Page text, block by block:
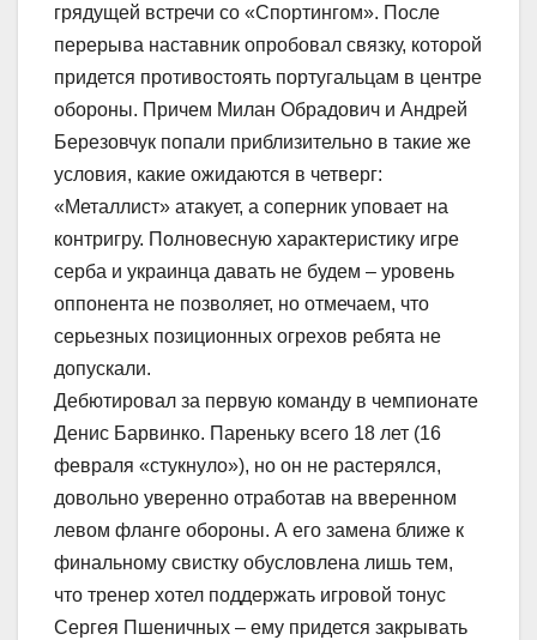
грядущей встречи со «Спортингом». После
перерыва наставник опробовал связку, которой
придется противостоять португальцам в центре
обороны. Причем Милан Обрадович и Андрей
Березовчук попали приблизительно в такие же
условия, какие ожидаются в четверг:
«Металлист» атакует, а соперник уповает на
контригру. Полновесную характеристику игре
серба и украинца давать не будем – уровень
оппонента не позволяет, но отмечаем, что
серьезных позиционных огрехов ребята не
допускали.
Дебютировал за первую команду в чемпионате
Денис Барвинко. Пареньку всего 18 лет (16
февраля «стукнуло»), но он не растерялся,
довольно уверенно отработав на вверенном
левом фланге обороны. А его замена ближе к
финальному свистку обусловлена лишь тем,
что тренер хотел поддержать игровой тонус
Сергея Пшеничных – ему придется закрывать